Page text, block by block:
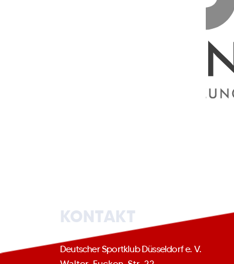
KONTAKT
Deutscher Sportklub Düsseldorf e. V.